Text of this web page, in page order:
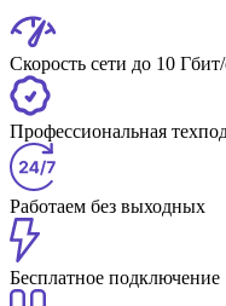
Скорость сети до 10
Профессиональная
Работаем без выходных
Бесплатное подключение